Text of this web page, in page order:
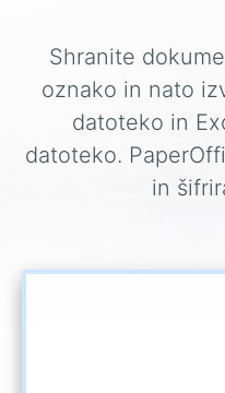
Shranite
oznako in nato
datoteko in
datoteko.
in